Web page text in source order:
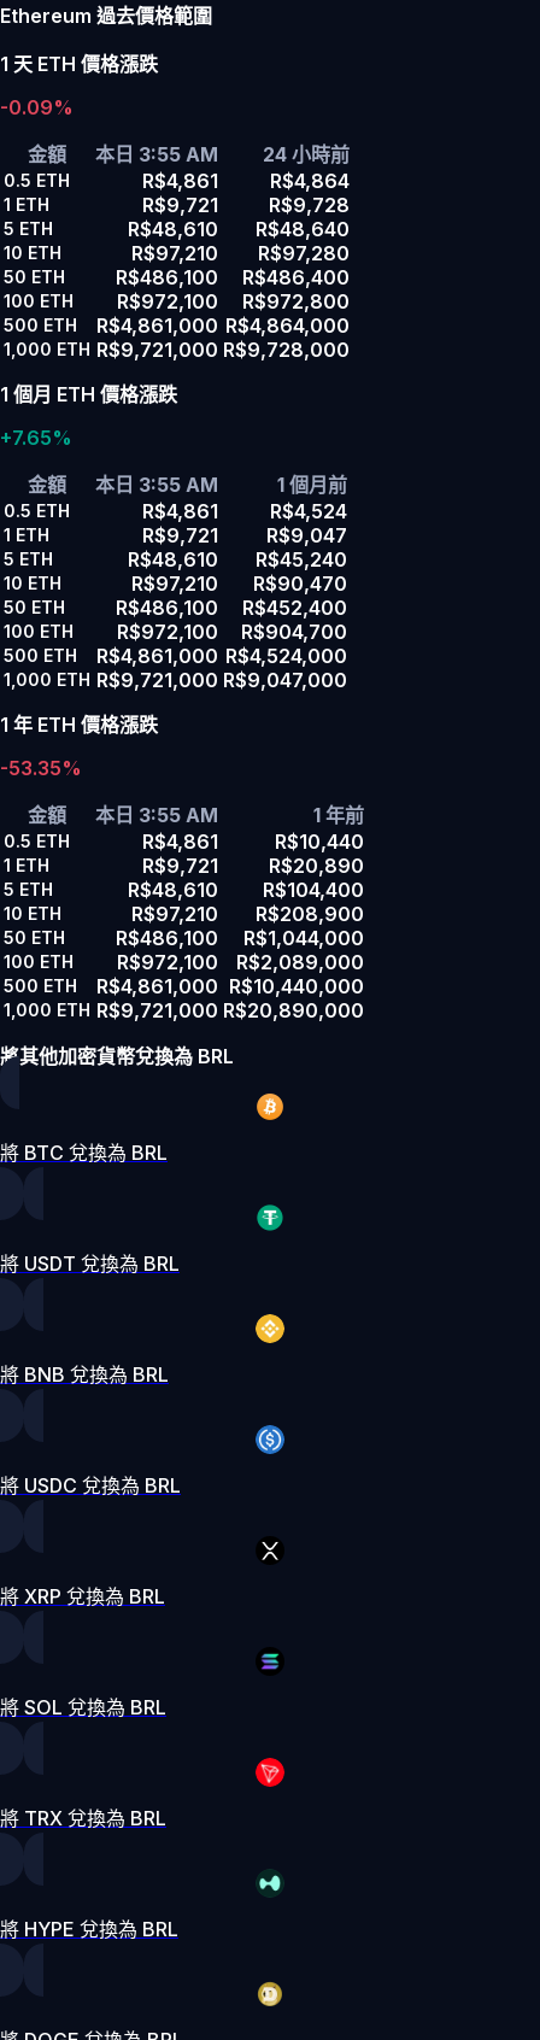
Ethereum 過去價格範圍
1 天 ETH 價格漲跌
-0.09%
金額
本日 3:55 AM 24 小時前
0.5 ETH R$4,861 R$4,864
1 ETH R$9,721 R$9,728
5 ETH R$48,610 R$48,640
10 ETH R$97,210 R$97,280
50 ETH R$486,100 R$486,400
100 ETH R$972,100 R$972,800
500 ETH R$4,861,000 R$4,864,000
1,000 ETH R$9,721,000 R$9,728,000
1 個月 ETH 價格漲跌
+7.65%
金額
本日 3:55 AM 1 個月前
0.5 ETH R$4,861 R$4,524
1 ETH R$9,721 R$9,047
5 ETH R$48,610 R$45,240
10 ETH R$97,210 R$90,470
50 ETH R$486,100 R$452,400
100 ETH R$972,100 R$904,700
500 ETH R$4,861,000 R$4,524,000
1,000 ETH R$9,721,000 R$9,047,000
1 年 ETH 價格漲跌
-53.35%
金額
本日 3:55 AM 1 年前
0.5 ETH R$4,861 R$10,440
1 ETH R$9,721 R$20,890
5 ETH R$48,610 R$104,400
10 ETH R$97,210 R$208,900
50 ETH R$486,100 R$1,044,000
100 ETH R$972,100 R$2,089,000
500 ETH R$4,861,000 R$10,440,000
1,000 ETH R$9,721,000 R$20,890,000
將其他加密貨幣兌換為 BRL
將 BTC 兌換為 BRL
將 USDT 兌換為 BRL
將 BNB 兌換為 BRL
將 USDC 兌換為 BRL
將 XRP 兌換為 BRL
將 SOL 兌換為 BRL
將 TRX 兌換為 BRL
將 HYPE 兌換為 BRL